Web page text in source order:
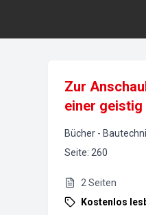
Zur
einer
Bücher -
Seite: 260
2 Seiten
Kostenlos